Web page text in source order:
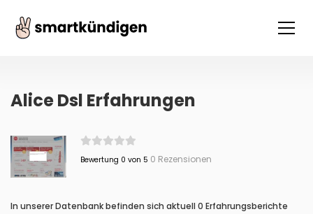
Alice Dsl Erfahrungen
Bewertung 0 von 5 0 Rezensionen
In unserer Datenbank befinden sich aktuell 0 Erfahrungsberichte